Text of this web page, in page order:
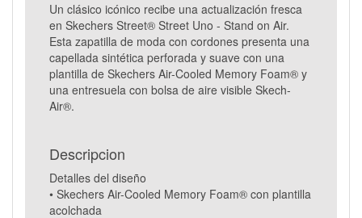
Un clásico icónico recibe una actualización fresca
en Skechers Street® Street Uno - Stand on Air.
Esta zapatilla de moda con cordones presenta una
capellada sintética perforada y suave con una
plantilla de Skechers Air-Cooled Memory Foam® y
una entresuela con bolsa de aire visible Skech-
Air®.
Descripcion
Detalles del diseño
• Skechers Air-Cooled Memory Foam® con plantilla
acolchada